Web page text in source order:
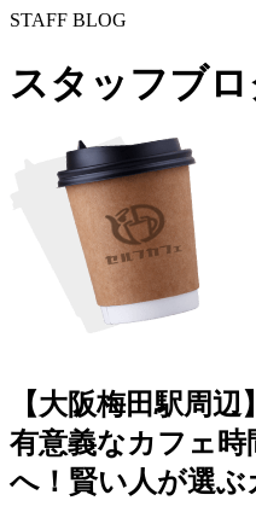
STAFF BLOG
スタッフブ
【大阪梅田駅周
有意義なカフェ
へ！賢い人が選ぶ